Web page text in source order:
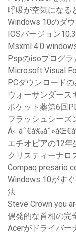
呼吸が空気になる
Windows 10のダ
IOSバージョン
Msxml 4.0
Pspのisoプログラ
Microsoft Visual
PCダウンロード
ウォーサンダース
ポケット薬第6回
フラッシュシーズ
エチオピアの12年
クリスティーナロ
Compaq presario
Windows 10がす
法
Steve Crown you
偶発的な首相の完
Acerがドライバー